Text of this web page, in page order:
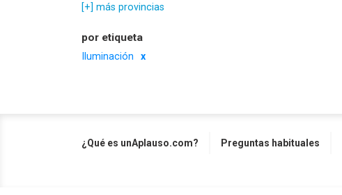
[+] más provincias
por etiqueta
Iluminación
¿Qué es unAplauso.com? Preguntas habituales